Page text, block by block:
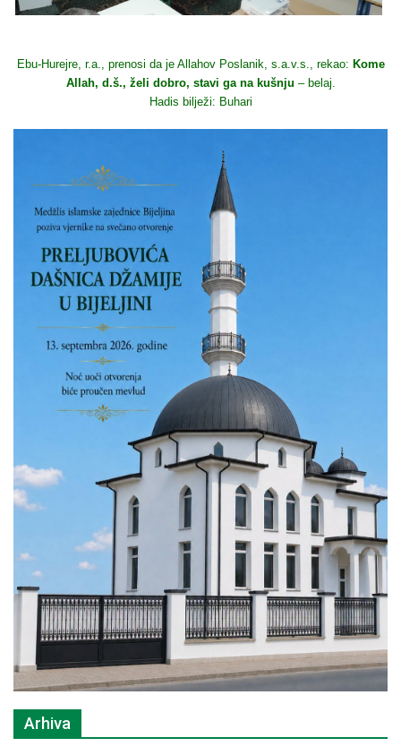
Ebu-Hurejre, r.a., prenosi da je Allahov Poslanik, s.a.v.s., rekao: Kome
Allah, d.š., želi dobro, stavi ga na kušnju – belaj.
Hadis bilježi: Buhari
Arhiva